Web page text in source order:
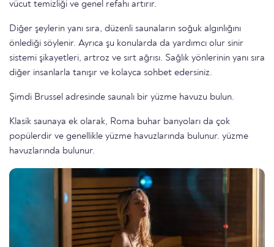
vücut temizliği ve genel refahı artırır.
Diğer şeylerin yanı sıra, düzenli saunaların soğuk algınlığını
önlediği söylenir. Ayrıca şu konularda da yardımcı olur sinir
sistemi şikayetleri, artroz ve sırt ağrısı. Sağlık yönlerinin yanı sıra
diğer insanlarla tanışır ve kolayca sohbet edersiniz.
Şimdi Brussel adresinde saunalı bir yüzme havuzu bulun.
Klasik saunaya ek olarak, Roma buhar banyoları da çok
popülerdir ve genellikle yüzme havuzlarında bulunur. yüzme
havuzlarında bulunur.